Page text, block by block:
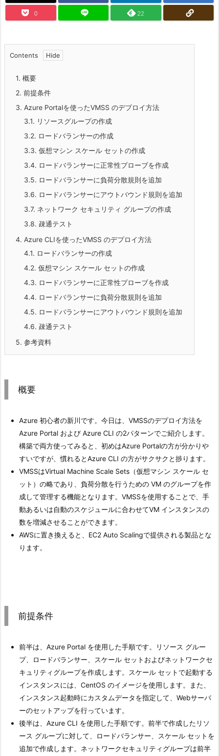
0 22
Contents
1. 概要
2. 前提条件
3. Azure Portalを使ったVMSS のデプロイ方法
3.1. リソースグループの作成
3.2. ロードバランサーの作成
3.3. 仮想マシン スケール セットの作成
3.4. ロードバランサーに正常性プローブを作成
3.5. ロードバランサーに負荷分散規則を追加
3.6. ロードバランサーにアウトバウンド規則を追加
3.7. ネットワーク セキュリティ グループの作成
3.8. 疎通テスト
4. Azure CLIを使ったVMSS のデプロイ方法
4.1. ロードバランサーの作成
4.2. 仮想マシン スケール セットの作成
4.3. ロードバランサーに正常性プローブを作成
4.4. ロードバランサーに負荷分散規則を追加
4.5. ロードバランサーにアウトバウンド規則を追加
4.6. 疎通テスト
5. 参考資料
概要
Azure 初心者の新川です。今日は、VMSSのデプロイ方法を
Azure Portal および Azure CLI の2パターンでご紹介します。
構築で両方使ってみると、初めはAzure Portalの方が分かりや
すいですが、慣れるとAzure CLI の方がサクサクと捗ります。
VMSSはVirtual Machine Scale Sets（仮想マシン スケール セ
ット）の略であり、負荷分散を行うための VM のグループを作
成して管理する機能となります。VMSSを使用することで、手
動あるいは自動のスケジュールに合わせてVM インスタンスの
数を増減させることができます。
AWSに置き換えると、EC2 Auto Scalingで提供される製品とな
ります。
前提条件
前半は、Azure Portal を使用した手順です。リソース グルー
プ、ロードバランサー、スケール セットおよびネットワークセ
キュリティグループを作成します。スケール セットで起動する
インスタンスには、CentOS のイメージを使用します。また、
インスタンス起動時にカスタムデータを指定して、Webサーバ
ーのセットアップを行っています。
後半は、Azure CLI を使用した手順です。前半で作成したリソ
ース グループに対して、ロードバランサー、スケール セットを
追加で作成します。ネットワークセキュリティグループは前半